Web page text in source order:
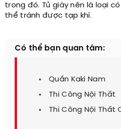
trong đó. Tủ giày nên là loại
thể tránh được tạp khí.
Có thể bạn quan tâm:
Quần Kaki Nam
Thi Công Nội Thất
Thi Công Nội Thất